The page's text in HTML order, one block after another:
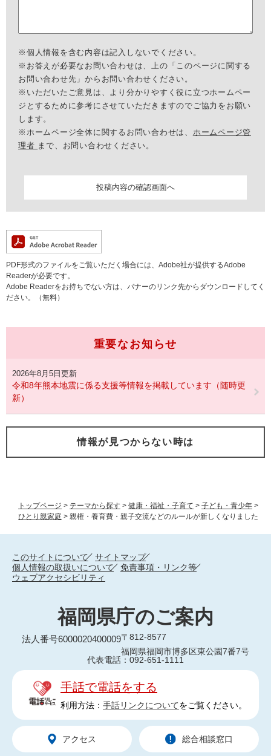
トップページ > テーマから探す > 健康・福祉・子育て > 子ども・青少年 >
ひとり親家庭 > 親権・養育費・親子交流などのルールが新しくなりました
※個人情報を含む内容は記入しないでください。
※お答えが必要なお問い合わせは、上の「このページに関する
お問い合わせ先」からお問い合わせください。
※いただいたご意見は、より分かりやすく役に立つホームペー
ジとするために参考にさせていただきますのでご協力をお願い
します。
※ホームページ全体に関するお問い合わせは、 ホームページ管
理者 まで、お問い合わせください。
PDF形式のファイルをご覧いただく場合には、Adobe社が提供するAdobe
Readerが必要です。
Adobe Readerをお持ちでない方は、バナーのリンク先からダウンロードしてく
ださい。（無料）
重要なお知らせ
2026年8月5日更新
令和8年熊本地震に係る支援等情報を掲載しています（随時更
新）
情報が見つからない時は
このサイトについて
サイトマップ
個人情報の取扱いについて
免責事項・リンク等
ウェブアクセシビリティ
福岡県庁のご案内
法人番号6000020400009〒812-8577
福岡県福岡市博多区東公園7番7号
代表電話：092-651-1111
手話で電話をする
利用方法： 手話リンクについてをご覧ください。
アクセス 総合相談窓口